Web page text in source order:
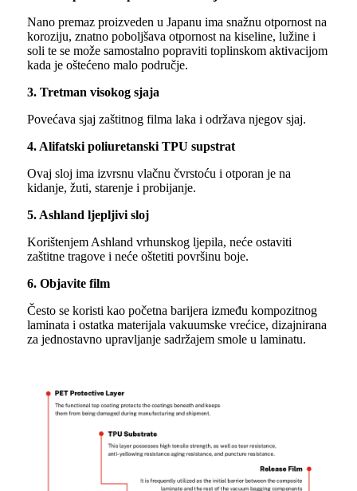
Nano premaz proizveden u Japanu ima snažnu otpornost na
koroziju, znatno poboljšava otpornost na kiseline, lužine i
soli te se može samostalno popraviti toplinskom aktivacijom
kada je oštećeno malo područje.
3. Tretman visokog sjaja
Povećava sjaj zaštitnog filma laka i održava njegov sjaj.
4. Alifatski poliuretanski TPU supstrat
Ovaj sloj ima izvrsnu vlačnu čvrstoću i otporan je na
kidanje, žuti, starenje i probijanje.
5. Ashland ljepljivi sloj
Korištenjem Ashland vrhunskog ljepila, neće ostaviti
zaštitne tragove i neće oštetiti površinu boje.
6. Objavite film
Često se koristi kao početna barijera između kompozitnog
laminata i ostatka materijala vakuumske vrećice, dizajnirana
za jednostavno upravljanje sadržajem smole u laminatu.